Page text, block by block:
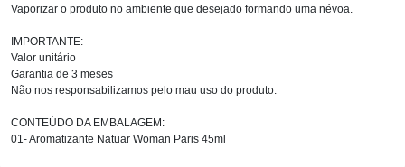
Vaporizar o produto no ambiente que desejado formando uma névoa.
IMPORTANTE:
Valor unitário
Garantia de 3 meses
Não nos responsabilizamos pelo mau uso do produto.
CONTEÚDO DA EMBALAGEM:
01- Aromatizante Natuar Woman Paris 45ml